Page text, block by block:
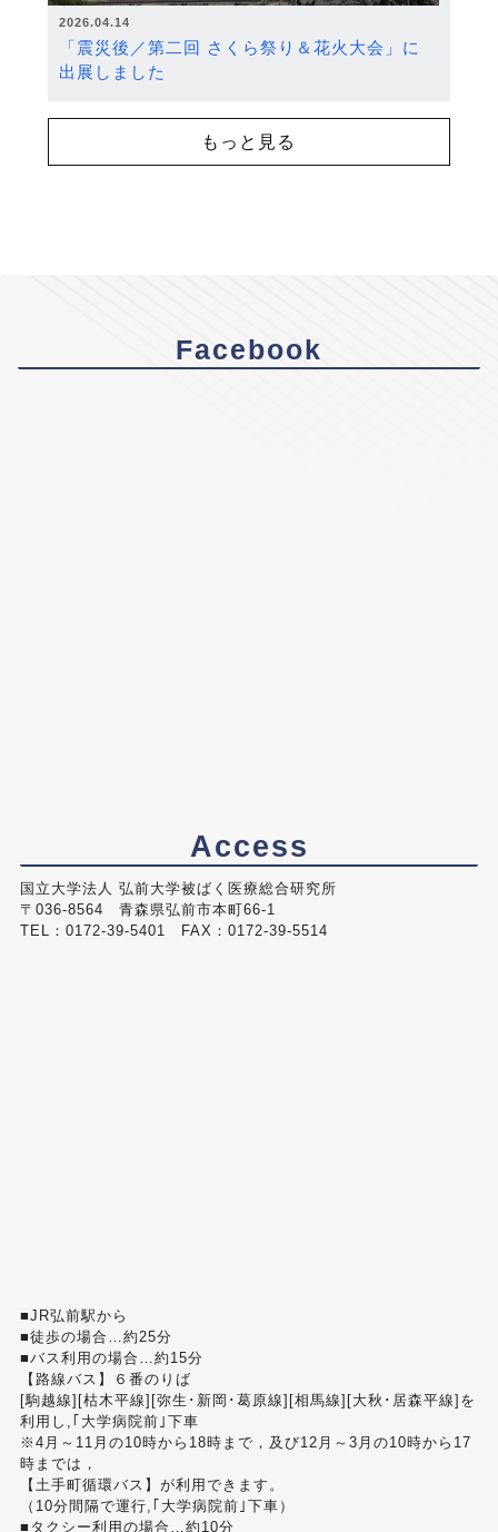
2026.04.14
「震災後／第二回 さくら祭り＆花火大会」に
出展しました
もっと見る
Facebook
Access
国立大学法人 弘前大学被ばく医療総合研究所
〒036-8564 青森県弘前市本町66-1
TEL：0172-39-5401 FAX：0172-39-5514
■JR弘前駅から
■徒歩の場合…約25分
■バス利用の場合…約15分
【路線バス】６番のりば
[駒越線][枯木平線][弥生･新岡･葛原線][相馬線][大秋･居森平線]を
利用し,｢大学病院前｣下車
※4月～11月の10時から18時まで，及び12月～3月の10時から17
時までは，
【土手町循環バス】が利用できます。
（10分間隔で運行,｢大学病院前｣下車）
■タクシー利用の場合…約10分